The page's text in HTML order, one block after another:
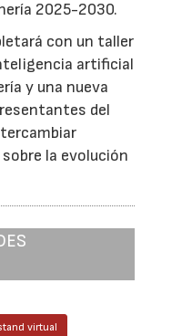
2025-2030.
con un taller
artificial
y una nueva
del
la evolución
virtual